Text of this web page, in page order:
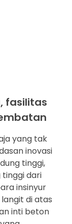
fasilitas
yang tak
inovasi
tinggi,
dari
insinyur
di atas
inti beton